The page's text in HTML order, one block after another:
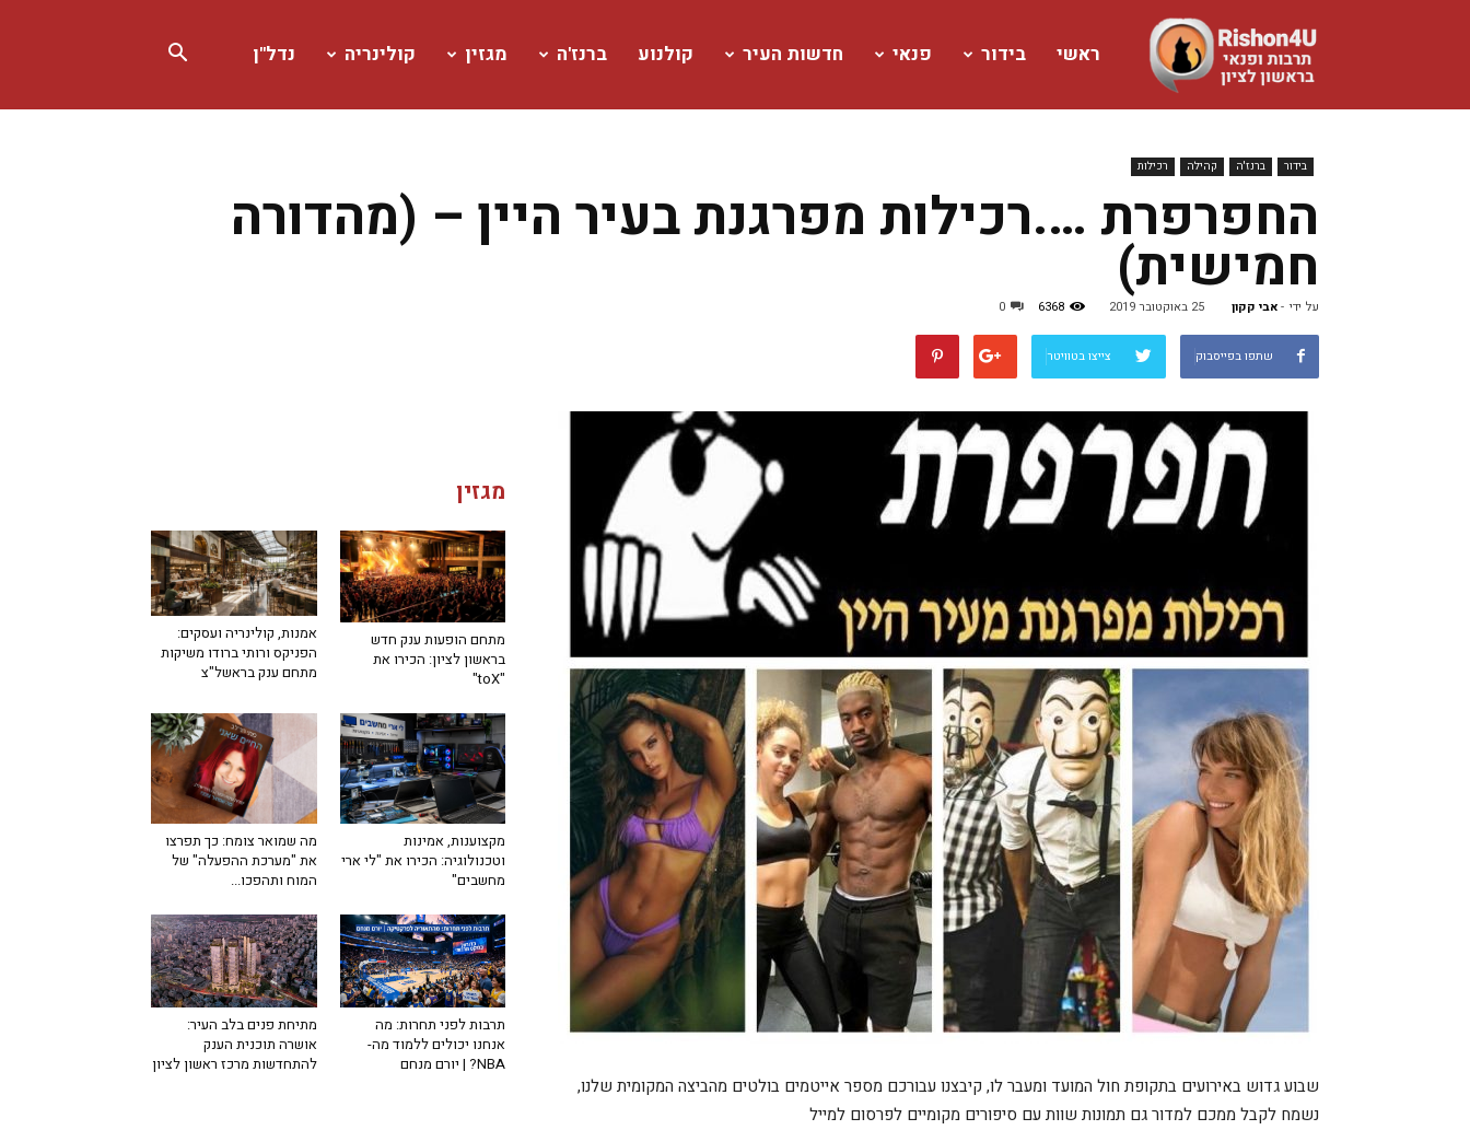
www.rishon4u.co.il
ראשי בידור פנאי חדשות העיר קולנוע ברנז'ה מגזין קולינריה נדל"ן
בידור ברנז'ה קהילה רכילות
החפרפרת ….רכילות מפרגנת בעיר היין – (מהדורה
חמישית)
על ידי אבי קקון- 25 באוקטובר 2019 6368
0
שתפו בפייסבוק צייצו בטוויטר
שבוע גדוש באירועים בתקופת חול המועד ומעבר לו, קיבצנו עבורכם מספר אייטמים בולטים מהביצה המקומית שלנו,
נשמח לקבל ממכם למדור גם תמונות שוות עם סיפורים מקומיים לפרסום למייל
מגזין
אמנות, קולינריה ועסקים:
הפניקס ורותי ברודו משיקות
מתחם ענק בראשל"צ
מתחם הופעות ענק חדש
בראשון לציון: הכירו את
"toX"
מה שמואר צומח: כך תפרצו
את "מערכת ההפעלה" של
המוח ותהפכו...
מקצוענות, אמינות
וטכנולוגיה: הכירו את "לי ארי
מחשבים"
מתיחת פנים בלב העיר:
אושרה תוכנית הענק
להתחדשות מרכז ראשון לציון
תרבות לפני תחרות: מה
אנחנו יכולים ללמוד מה-
NBA? | יורם מנחם